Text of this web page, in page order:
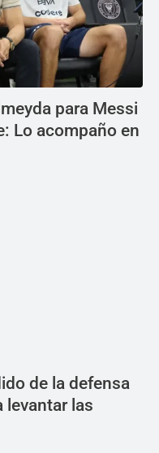
para Messi
Lo acompaño en
de la defensa
levantar las